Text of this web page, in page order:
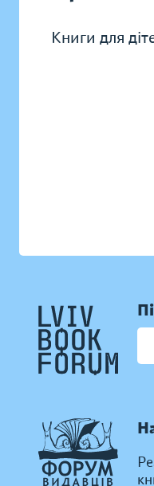
Книги для